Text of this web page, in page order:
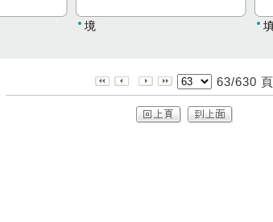
境
63/630 頁